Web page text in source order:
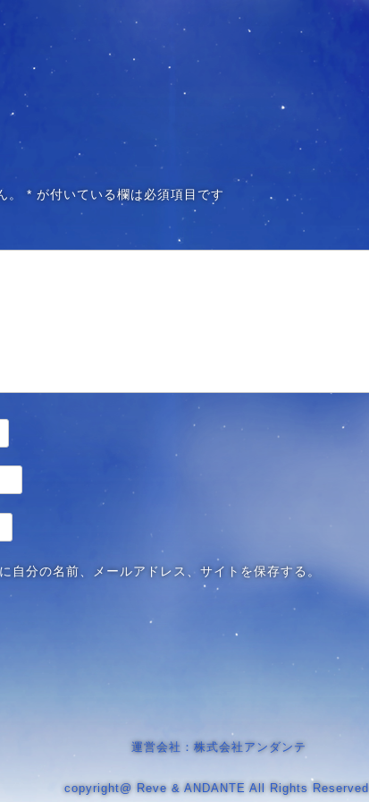
。 * が付いている欄は必須項目です
自分の名前、メールアドレス、サイトを保存する。
運営会社：株式会社アンダンテ
copyright@ Reve & ANDANTE All Rights Reserved.